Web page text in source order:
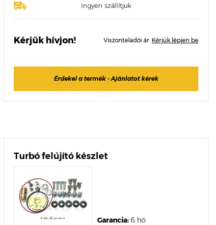
Ingyen szállítjuk
Kérjük hívjon! Viszonteladói ár: Kérjük lépjen be
Érdekel a termék - Ajánlatot kérek
Turbó felújító készlet
Garancia: 6 hó